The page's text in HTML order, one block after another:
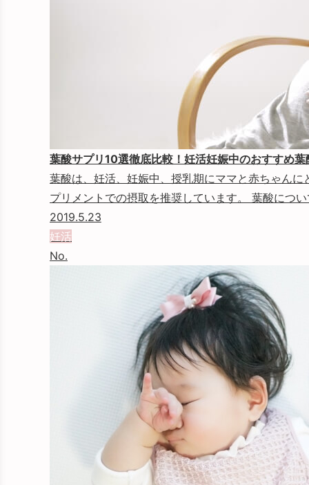
葉酸サプリ10選徹底比較！妊活妊娠中のおすすめ
葉酸は、妊活、妊娠中、授乳期にママと赤ちゃん
プリメントでの摂取を推奨しています。 葉酸につい
2019.5.23
妊活
No.